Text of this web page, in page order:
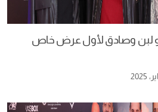
لبن وصادق لأول عرض خاص